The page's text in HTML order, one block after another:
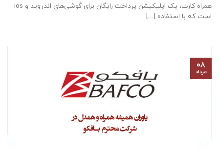
همراه کارت، یک اپلیکیشن پرداخت رایگان برای گوشی‌های اندروید و ios
است که با استفاده [...]
۰۸
مرداد